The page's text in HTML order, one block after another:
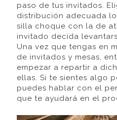
paso de tus invitados.
distribución adecuada
silla choque con la de
invitado decida
Una vez que tengas en
de invitados y mesas,
empezar a repartir a
ellas. Si te sientes algo
puedes hablar con el
que te ayudará en el